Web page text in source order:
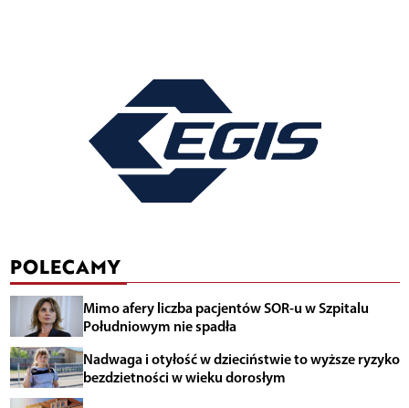
POLECAMY
Mimo afery liczba pacjentów SOR-u w Szpitalu
Południowym nie spadła
Nadwaga i otyłość w dzieciństwie to wyższe ryzyko
bezdzietności w wieku dorosłym